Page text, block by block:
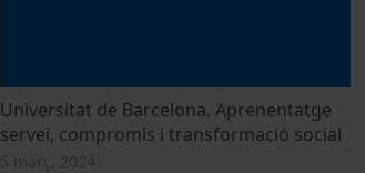
Universitat de Barcelona. Aprenentatge
servei, compromís i transformació social
5 març, 2024